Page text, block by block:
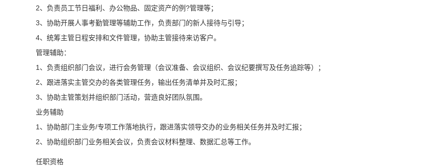
2、负责员工节日福利、办公物品、固定资产的例?管理等；
3、协助开展人事考勤管理等辅助工作，负责部门的新人接待与引导；
4、统筹主管日程安排和文件管理，协助主管接待来访客户。
管理辅助：
1、负责组织部门会议，进行会务管理（会议准备、会议组织、会议纪要撰写及任务追踪等）；
2、跟进落实主管交办的各类管理任务，输出任务清单并及时汇报；
3、协助主管策划并组织部门活动，营造良好团队氛围。
业务辅助
1、协助部门主业务/专项工作落地执行，跟进落实领导交办的业务相关任务并及时汇报；
2、协助组织部门业务相关会议，负责会议材料整理、数据汇总等工作。
任职资格